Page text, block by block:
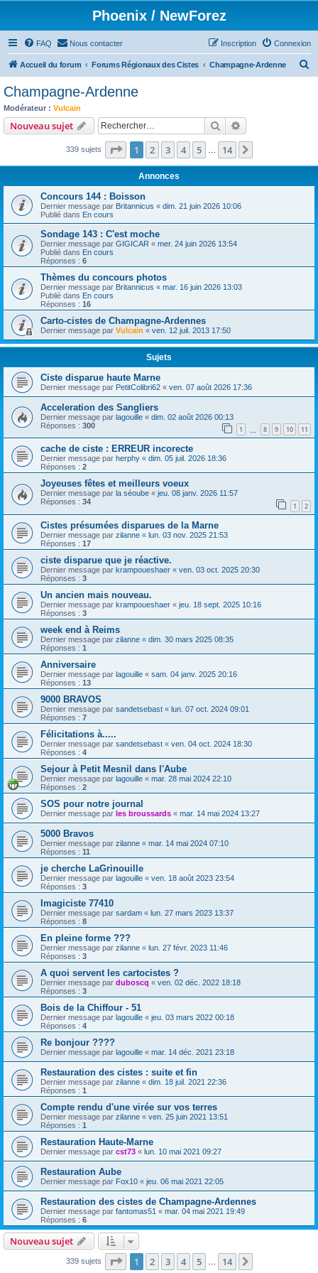
Phoenix / NewForez
FAQ Nous contacter Connexion
Inscription
Accueil du forum Forums Régionaux des Cistes Champagne-Ardenne
c
Champagne-Ardenne
Modérateur : Vulcain
Nouveau sujet Rechercher
339 sujets Page 1sur14
1 2 3 4 5 14
Annonces
Concours 144 : Boisson
Dernier message par Britannicus « dim. 21 juin 2026 10:06
Publié dans En cours
Sondage 143 : C'est moche
Dernier message par GIGICAR « mer. 24 juin 2026 13:54
Publié dans En cours
Réponses : 6
Thèmes du concours photos
Dernier message par Britannicus « mar. 16 juin 2026 13:03
Publié dans En cours
Réponses : 16
Carto-cistes de Champagne-Ardennes
Dernier message par Vulcain « ven. 12 juil. 2013 17:50
Sujets
Ciste disparue haute Marne
Dernier message par PetitColibri62 « ven. 07 août 2026 17:36
Acceleration des Sangliers
Dernier message par lagouille « dim. 02 août 2026 00:13
Réponses : 300 1 8 9 10 11
cache de ciste : ERREUR incorecte
Dernier message par herphy « dim. 05 juil. 2026 18:36
Réponses : 2
Joyeuses fêtes et meilleurs voeux
Dernier message par la séoube « jeu. 08 janv. 2026 11:57
Réponses : 34 1 2
Cistes présumées disparues de la Marne
Dernier message par zilanne « lun. 03 nov. 2025 21:53
Réponses : 17
ciste disparue que je réactive.
Dernier message par krampoueshaer « ven. 03 oct. 2025 20:30
Réponses : 3
Un ancien mais nouveau.
Dernier message par krampoueshaer « jeu. 18 sept. 2025 10:16
Réponses : 3
week end à Reims
Dernier message par zilanne « dim. 30 mars 2025 08:35
Réponses : 1
Anniversaire
Dernier message par lagouille « sam. 04 janv. 2025 20:16
Réponses : 13
9000 BRAVOS
Dernier message par sandetsebast « lun. 07 oct. 2024 09:01
Réponses : 7
Félicitations à.....
Dernier message par sandetsebast « ven. 04 oct. 2024 18:30
Réponses : 4
Sejour à Petit Mesnil dans l'Aube
Dernier message par lagouille « mar. 28 mai 2024 22:10
Réponses : 2
SOS pour notre journal
Dernier message par les broussards « mar. 14 mai 2024 13:27
5000 Bravos
Dernier message par zilanne « mar. 14 mai 2024 07:10
Réponses : 11
je cherche LaGrinouille
Dernier message par lagouille « ven. 18 août 2023 23:54
Réponses : 3
Imagiciste 77410
Dernier message par sardam « lun. 27 mars 2023 13:37
Réponses : 8
En pleine forme ???
Dernier message par zilanne « lun. 27 févr. 2023 11:46
Réponses : 3
A quoi servent les cartocistes ?
Dernier message par duboscq « ven. 02 déc. 2022 18:18
Réponses : 3
Bois de la Chiffour - 51
Dernier message par lagouille « jeu. 03 mars 2022 00:18
Réponses : 4
Re bonjour ????
Dernier message par lagouille « mar. 14 déc. 2021 23:18
Restauration des cistes : suite et fin
Dernier message par zilanne « dim. 18 juil. 2021 22:36
Réponses : 1
Compte rendu d'une virée sur vos terres
Dernier message par zilanne « ven. 25 juin 2021 13:51
Réponses : 1
Restauration Haute-Marne
Dernier message par cst73 « lun. 10 mai 2021 09:27
Restauration Aube
Dernier message par Fox10 « jeu. 06 mai 2021 22:05
Restauration des cistes de Champagne-Ardennes
Dernier message par fantomas51 « mar. 04 mai 2021 19:49
Réponses : 6
Nouveau sujet
339 sujets Page 1sur14
1 2 3 4 5 14